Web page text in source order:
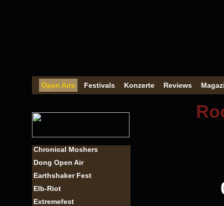
Open Airs Festivals Konzerte Reviews
Chronical Moshers
Dong Open Air
Earthshaker Fest
Elb-Riot
Extremefest